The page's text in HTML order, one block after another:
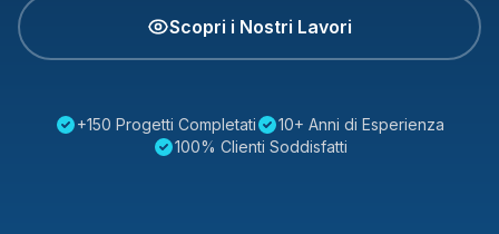
Scopri i Nostri Lavori
+150 Progetti Completati
10+ Anni di Esperienza
100% Clienti Soddisfatti